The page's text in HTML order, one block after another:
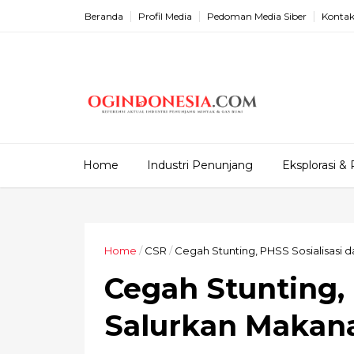
Beranda Profil Media Pedoman Media Siber
Home Industri Penunjang Eksplorasi &
Home / CSR / Cegah Stunting, PHSS Sosialisasi
Cegah Stunting,
Salurkan